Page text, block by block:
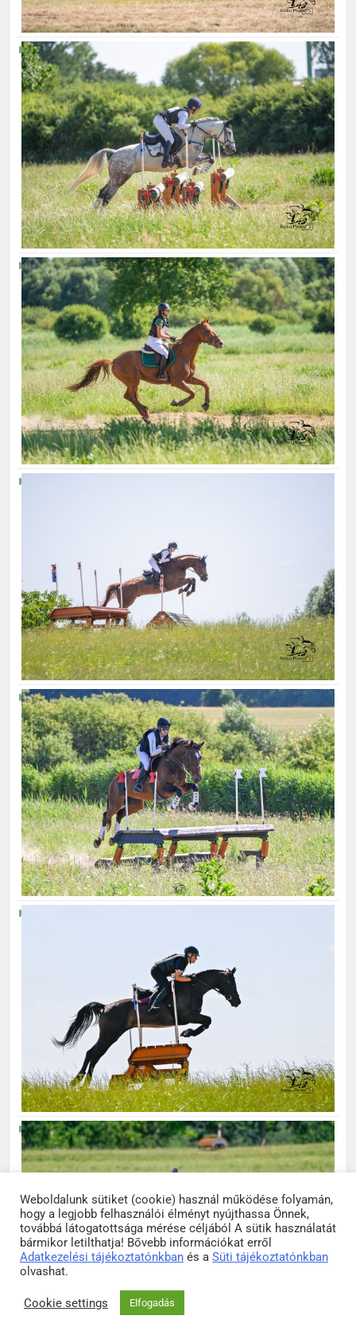
Weboldalunk sütiket (cookie) használ működése folyamán,
hogy a legjobb felhasználói élményt nyújthassa Önnek,
továbbá látogatottsága mérése céljából A sütik használatát
bármikor letilthatja! Bővebb információkat erről
Adatkezelési tájékoztatónkban és a Süti tájékoztatónkban
olvashat.
Cookie settings Elfogadás